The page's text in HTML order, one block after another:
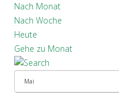
Nach Monat
Nach Woche
Heute
Gehe zu Monat